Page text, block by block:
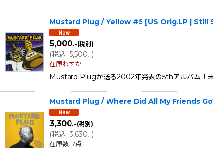
Mustard Plug / Yellow #5 [US Orig.LP | Still
5,000.-(税別)
(税込: 5,500.-)
在庫わずか
Mustard Plugが送る2002年発表の5thアルバム！
Mustard Plug / Where Did All My Friends
3,300.-(税別)
(税込: 3,630 .-)
在庫数 17点